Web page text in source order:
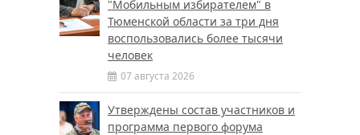
"Мобильным избирателем" в
Тюменской области за три дня
воспользовались более тысячи
человек
07 августа 2026
Утверждены состав участников и
программа первого форума